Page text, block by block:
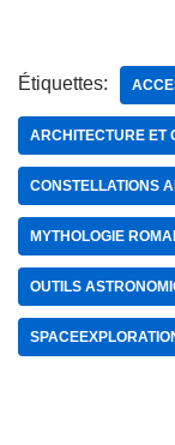
Étiquettes:
ARCHITECTURE ET
CONSTELLATIONS
MYTHOLOGIE
OUTILS